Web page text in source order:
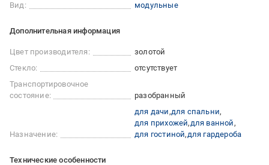
Вид:
модульные
Дополнительная информация
Цвет производителя:
золотой
Стекло:
отсутствует
Транспортировочное
состояние:
разобранный
Назначение:
для дачи для спальни
для прихожей для ванной
для гостиной для гардероба
Технические особенности